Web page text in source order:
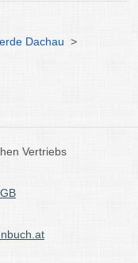
Dachau >
Vertriebs